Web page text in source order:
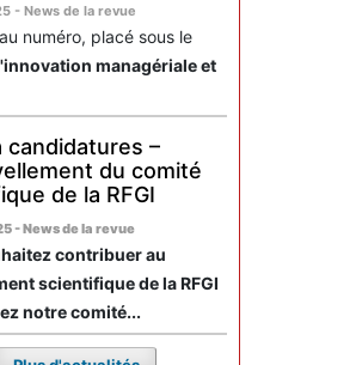
- News de la revue
numéro, placé sous le
managériale et
candidatures –
du comité
de la RFGI
- News de la revue
contribuer au
scientifique de la RFGI
notre comité...